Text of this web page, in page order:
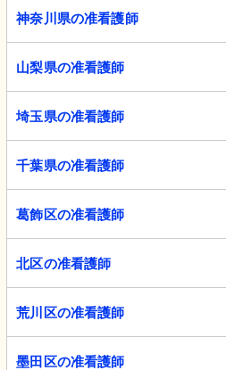
神奈川県の准看護師
山梨県の准看護師
埼玉県の准看護師
千葉県の准看護師
葛飾区の准看護師
北区の准看護師
荒川区の准看護師
墨田区の准看護師